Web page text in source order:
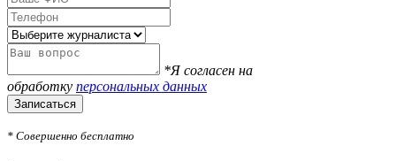
*Я согласен на
обработку персональных данных
Записаться
* Совершенно бесплатно